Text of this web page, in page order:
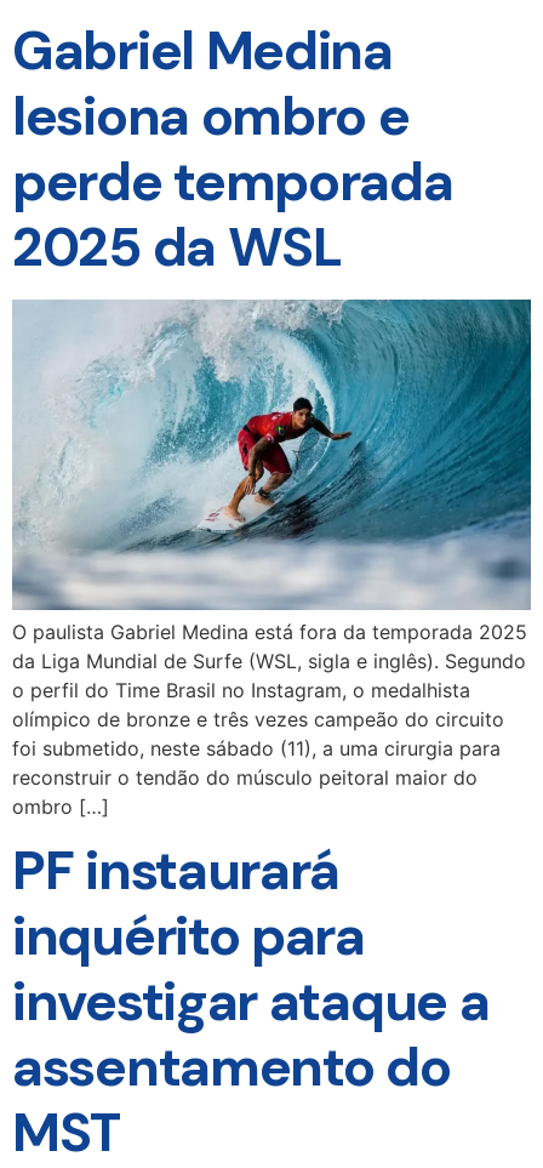
Gabriel Medina
lesiona ombro e
perde temporada
2025 da WSL
O paulista Gabriel Medina está fora da temporada 2025
da Liga Mundial de Surfe (WSL, sigla e inglês). Segundo
o perfil do Time Brasil no Instagram, o medalhista
olímpico de bronze e três vezes campeão do circuito
foi submetido, neste sábado (11), a uma cirurgia para
reconstruir o tendão do músculo peitoral maior do
ombro […]
PF instaurará
inquérito para
investigar ataque a
assentamento do
MST